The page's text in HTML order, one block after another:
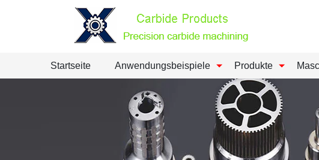
Startseite Anwendungsbeispiele Produkte